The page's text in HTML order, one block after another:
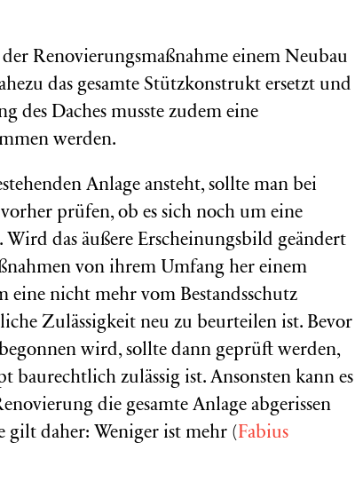
Renovierungsmaßnahme einem Neubau
das gesamte Stützkonstrukt ersetzt und
des Daches musste zudem eine
werden.
Anlage ansteht, sollte man bei
prüfen, ob es sich noch um eine
das äußere Erscheinungsbild geändert
von ihrem Umfang her einem
eine nicht mehr vom Bestandsschutz
Zulässigkeit neu zu beurteilen ist. Bevor
wird, sollte dann geprüft werden,
baurechtlich zulässig ist. Ansonsten kann es
die gesamte Anlage abgerissen
gilt daher: Weniger ist mehr (Fabius